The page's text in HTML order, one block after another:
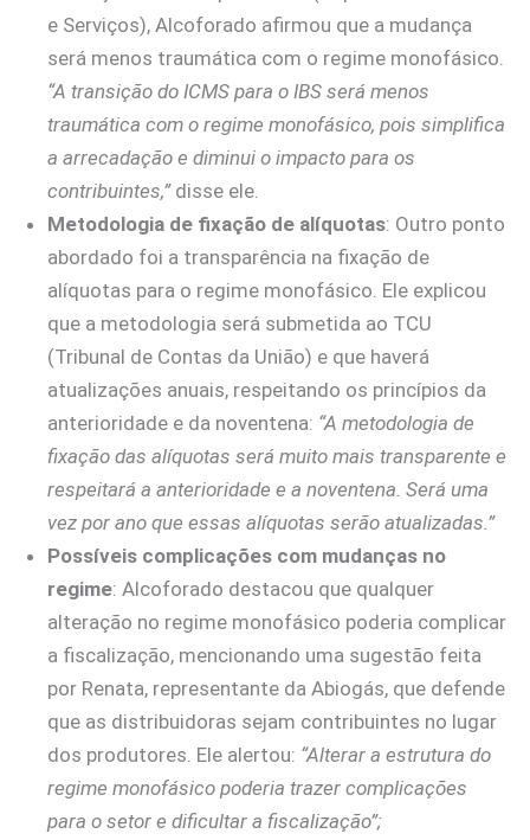
e Serviços), Alcoforado afirmou que a mudança
será menos traumática com o regime monofásico.
“A transição do ICMS para o IBS será menos
traumática com o regime monofásico, pois simplifica
a arrecadação e diminui o impacto para os
contribuintes,”disse ele.
Metodologia de fixação de alíquotas: Outro ponto
abordado foi a transparência na fixação de
alíquotas para o regime monofásico. Ele explicou
que a metodologia será submetida ao TCU
(Tribunal de Contas da União) e que haverá
atualizações anuais, respeitando os princípios da
anterioridade e da noventena: “A metodologia de
fixação das alíquotas será muito mais transparente e
respeitará a anterioridade e a noventena. Será uma
vez por ano que essas alíquotas serão atualizadas.”
Possíveis complicações com mudanças no
regime: Alcoforado destacou que qualquer
alteração no regime monofásico poderia complicar
a fiscalização, mencionando uma sugestão feita
por Renata, representante da Abiogás, que defende
que as distribuidoras sejam contribuintes no lugar
dos produtores. Ele alertou: “Alterar a estrutura do
regime monofásico poderia trazer complicações
para o setor e dificultar a fiscalização”;